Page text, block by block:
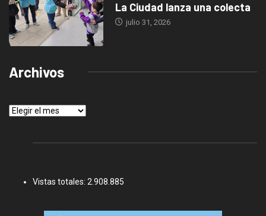
La Ciudad lanza una colecta
julio 31, 2026
Archivos
Archivos
Vistas totales: 2.908.885